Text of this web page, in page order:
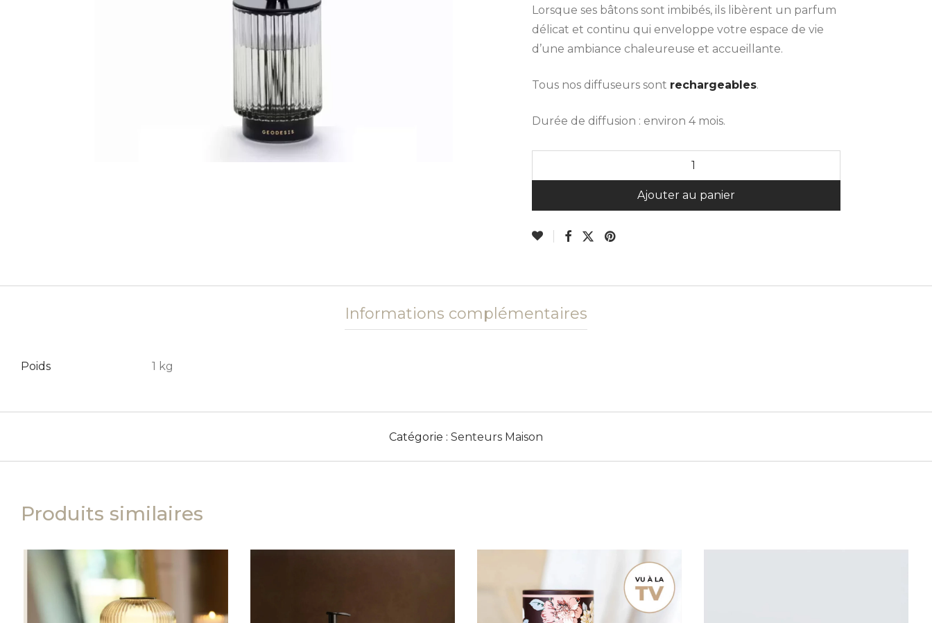
Lorsque ses bâtons sont imbibés, ils libèrent un parfum
délicat et continu qui enveloppe votre espace de vie
d’une ambiance chaleureuse et accueillante.
Tous nos diffuseurs sont rechargeables.
Durée de diffusion : environ 4 mois.
Ajouter au panier
Informations complémentaires
Poids 1 kg
Catégorie : Senteurs Maison
Produits similaires